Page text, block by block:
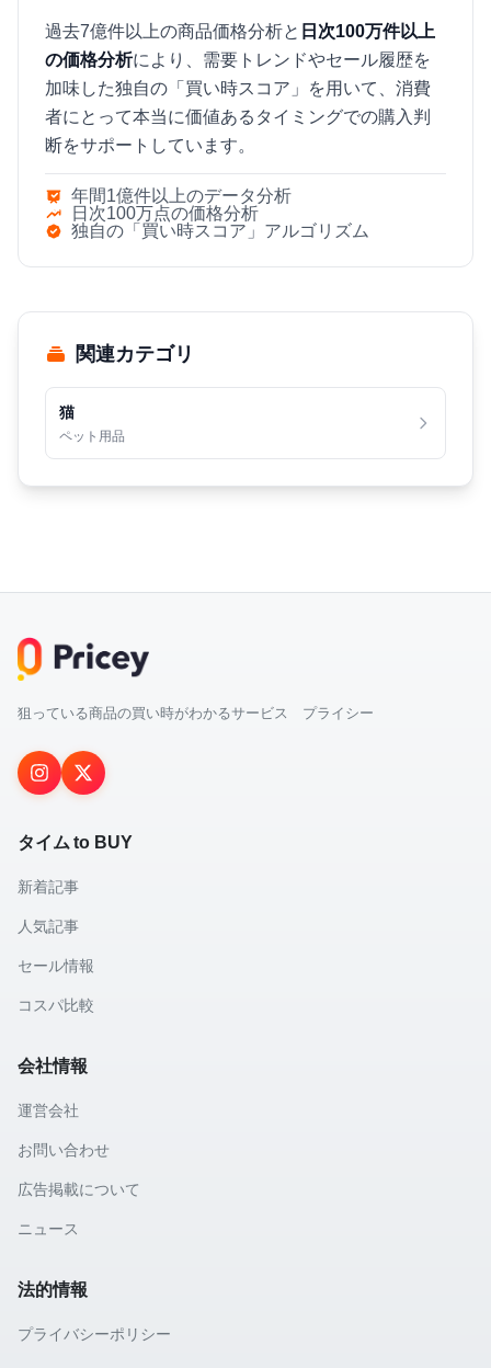
過去7億件以上の商品価格分析と 日次100万件以上
の価格分析により、需要トレンドやセール履歴を
加味した独自の「買い時スコア」を用いて、消費
者にとって本当に価値あるタイミングでの購入判
断をサポートしています。
年間1億件以上のデータ分析
日次100万点の価格分析
独自の「買い時スコア」アルゴリズム
関連カテゴリ
猫
ペット用品
狙っている商品の買い時がわかるサービス プライシー
タイム to BUY
新着記事
人気記事
セール情報
コスパ比較
会社情報
運営会社
お問い合わせ
広告掲載について
ニュース
法的情報
プライバシーポリシー